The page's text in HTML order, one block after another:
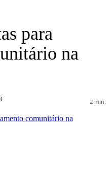
para
na
2 min.